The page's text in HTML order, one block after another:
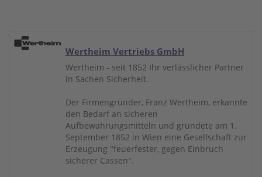
White Paper
Versicherungssummen
Wertheim Vertriebs GmbH
Wertheim - seit 1852 Ihr verlässlicher Partner
in Sachen Sicherheit.
Der Firmengründer, Franz Wertheim, erkannte
den Bedarf an sicheren
Aufbewahrungsmitteln und gründete am 1.
September 1852 in Wien eine Gesellschaft zur
Erzeugung "feuerfester, gegen Einbruch
sicherer Cassen".